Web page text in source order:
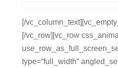
[/
[/vc_row][vc_row
type=“full_width“